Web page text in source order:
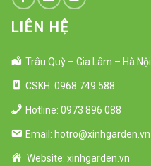
LIÊN HỆ
Trâu Quỳ – Gia Lâm – Hà Nội
CSKH: 0968 749 588
Hotline: 0973 896 088
Email: hotro@xinhgarden.vn
Website: xinhgarden.vn